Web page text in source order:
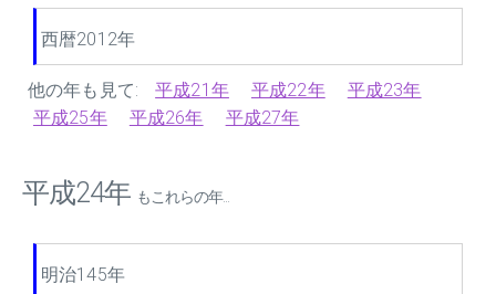
西暦2012年
他の年も見て: 平成21年 平成22年
平成23年
平成25年
平成26年 平成27年
平成24年 もこれらの年...
明治145年